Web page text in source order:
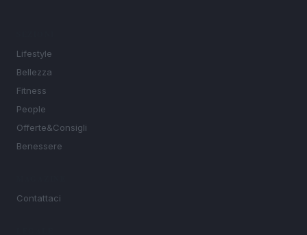
Lifestyle
Bellezza
Fitness
People
Offerte&Consigli
Benessere
Contattaci